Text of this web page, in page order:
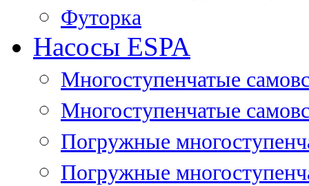
Футорка
Насосы ESPA
Многоступенчатые
Многоступенчатые
Погружные
Погружные